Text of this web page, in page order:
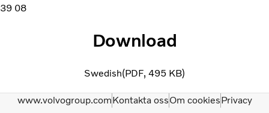
39 08
Download
Swedish PDF 495 KB
www.volvogroup.comKontakta ossOm cookiesPrivacy